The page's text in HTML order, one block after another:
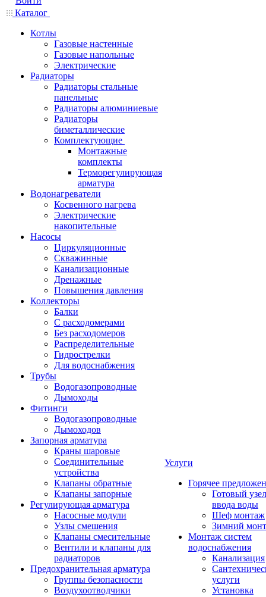
Каталог
Котлы
Газовые настенные
Газовые напольные
Электрические
Радиаторы
Радиаторы стальные
панельные
Радиаторы алюминиевые
Радиаторы
биметаллические
Комплектующие
Монтажные
комплекты
Терморегулирующая
арматура
Водонагреватели
Косвенного нагрева
Электрические
накопительные
Насосы
Циркуляционные
Скважинные
Канализационные
Дренажные
Повышения давления
Коллекторы
Балки
С расходомерами
Без расходомеров
Распределительные
Гидрострелки
Для водоснабжения
Трубы
Водогазопроводные
Дымоходы
Фитинги
Водогазопроводные
Дымоходов
Запорная арматура
Краны шаровые
Соединительные
устройства
Клапаны обратные
Клапаны запорные
Регулирующая арматура
Насосные модули
Узлы смешения
Клапаны смесительные
Вентили и клапаны для
радиаторов
Предохранительная арматура
Группы безопасности
Воздухоотводчики
Услуги
Горячее
Готовый узел
ввода воды
Шеф монтаж
Зимний
Монтаж систем
водоснабжения
Канализация
услуги
Установка